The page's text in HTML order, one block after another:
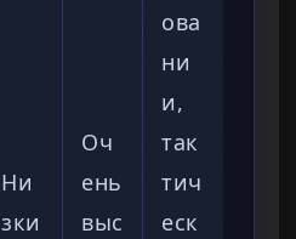
Ни
зки
Оч
ень
выс
ова
ни
и,
так
тич
еск